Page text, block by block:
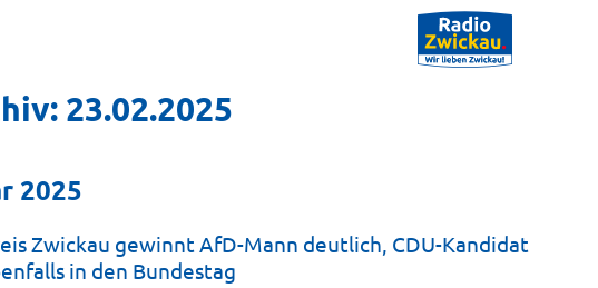
23.02.2025
2025
Zwickau gewinnt AfD-Mann deutlich, CDU-Kandidat
in den Bundestag